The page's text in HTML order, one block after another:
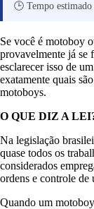
🕒 Tempo
Se você é motoboy
provavelmente já se
esclarecer isso de
exatamente quais
motoboys.
O QUE DIZ A
Na legislação
quase todos os
considerados
ordens e controle de
Quando um